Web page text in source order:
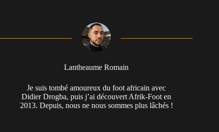
Lantheaume Romain
Je suis tombé amoureux du foot africain avec
Didier Drogba, puis j’ai découvert Afrik-Foot en
2013. Depuis, nous ne nous sommes plus lâchés !